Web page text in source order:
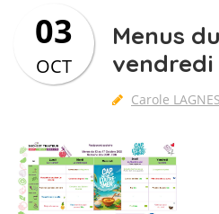
L’APEL
Menus
vendredi
Carole LAGNES
03
OCT